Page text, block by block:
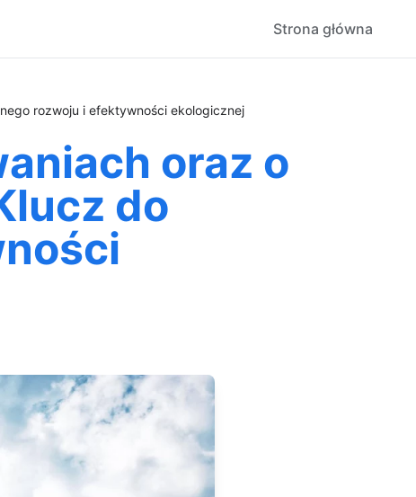
Strona główna
rozwoju i efektywności ekologicznej
oraz o
do